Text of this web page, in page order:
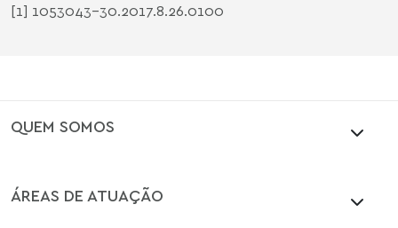
[1] 1053043-30.2017.8.26.0100
QUEM SOMOS
ÁREAS DE ATUAÇÃO